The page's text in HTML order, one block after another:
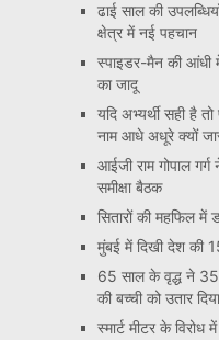
ढाई साल की
क्षेत्र में नई पहचान
स्पाइडर-मैन की आंधी में
का जादू
यदि अभ्यर्थी सही है
नाम आधे अधूरे क्यों
आईजी राम गोपाल
समीक्षा बैठक
सितारों की महफिल में
मुंबई में दिखी देश की
65 साल के वृद्ध ने 35
की बच्ची को उतार
स्मार्ट मीटर के